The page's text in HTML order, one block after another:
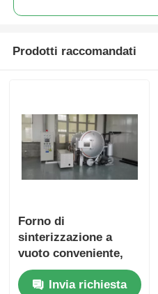
Prodotti raccomandati
Forno di
sinterizzazione a
vuoto conveniente,
forno a vuoto ad alta
precisione a grafite
Invia richiesta